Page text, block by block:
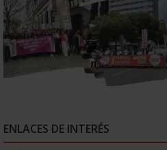
ENLACES DE INTERÉS